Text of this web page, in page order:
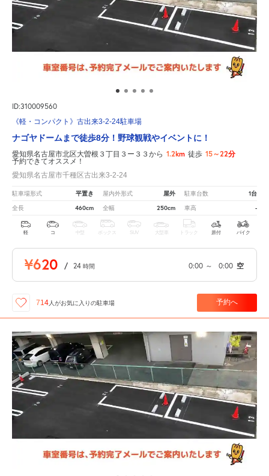
ID:310009560
《軽・コンパクト》古出来3-2-24駐車場
ナゴヤドームまで徒歩8分！野球観戦やイベントに！
愛知県名古屋市北区大曽根３丁目３ー３３から 1.2km 徒歩 15～22分
予約できてオススメ！
愛知県名古屋市千種区古出来3-2-24
駐車場形式 平置き 屋内外形式 屋外 駐車台数 1台
全長 460cm 全幅 250cm 車高 -
軽 コ 中型 ボックス SUV 大型車 トラック 原付 バイク
¥620 / 24 時間 0:00 ～ 0:00 空
714 人がお気に入りの駐車場 予約へ